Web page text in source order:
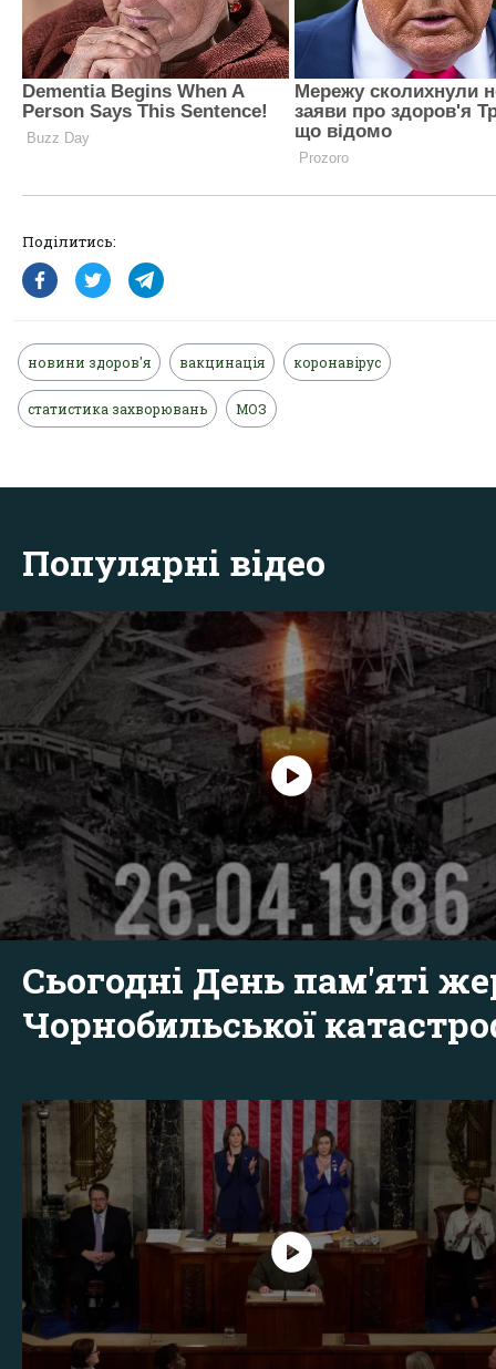
Поділитись:
новини здоров'я вакцинація коронавірус
статистика захворювань МОЗ
Популярні відео
Сьогодні День пам'яті
Чорнобильської